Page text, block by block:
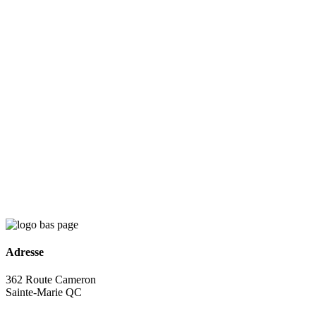
Adresse
362 Route Cameron
Sainte-Marie QC